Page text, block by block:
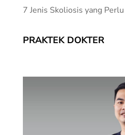
7 Jenis Skoliosis yang
PRAKTEK DOKTER